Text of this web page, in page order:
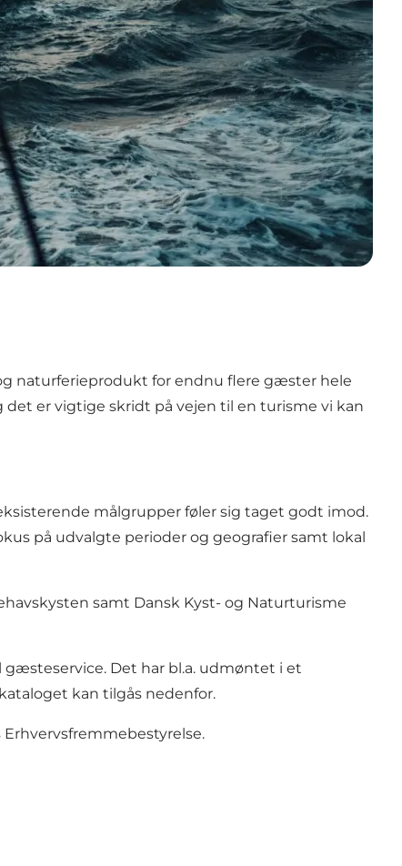
naturferieprodukt for endnu flere gæster hele
er vigtige skridt på vejen til en turisme vi kan
målgrupper føler sig taget godt imod.
på udvalgte perioder og geografier samt lokal
samt Dansk Kyst- og Naturturisme
Det har bl.a. udmøntet i et
kan tilgås nedenfor.